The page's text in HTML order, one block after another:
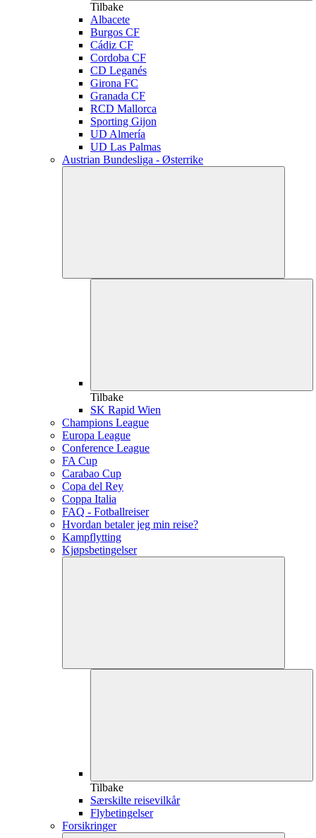
Tilbake
Albacete
Burgos CF
Cádiz CF
Cordoba CF
CD Leganés
Girona FC
Granada CF
RCD Mallorca
Sporting Gijon
UD Almería
UD Las Palmas
Austrian Bundesliga - Østerrike
Tilbake
SK Rapid Wien
Champions League
Europa League
Conference League
FA Cup
Carabao Cup
Copa del Rey
Coppa Italia
FAQ - Fotballreiser
Hvordan betaler jeg min reise?
Kampflytting
Kjøpsbetingelser
Tilbake
Særskilte reisevilkår
Flybetingelser
Forsikringer